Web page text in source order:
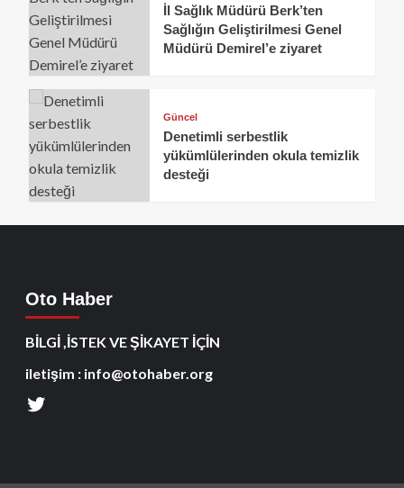
İl Sağlık Müdürü Berk’ten
Sağlığın Geliştirilmesi Genel
Müdürü Demirel’e ziyaret
Güncel
Denetimli serbestlik
yükümlülerinden okula temizlik
desteği
Oto Haber
BİLGİ ,İSTEK VE ŞİKAYET İÇİN
iletişim : info@otohaber.org